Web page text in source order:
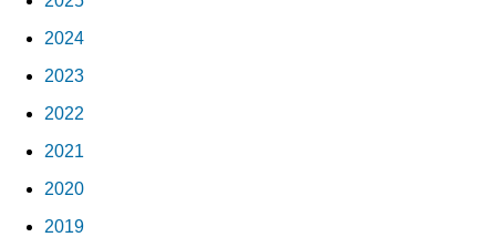
2024
2023
2022
2021
2020
2019